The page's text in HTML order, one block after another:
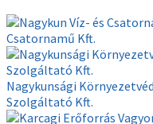
Csatornamű Kft.
Nagykunsági
Szolgáltató Kft.